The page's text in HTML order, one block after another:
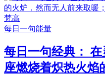
每日一句能量
每日一句经典：
座燃烧着炽热火焰